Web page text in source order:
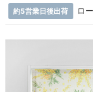
約5営業日後出荷 ロ